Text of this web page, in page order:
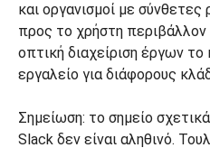
και οργανισμοί με σύνθετες
προς το χρήστη περιβάλλον
οπτική διαχείριση έργων το
εργαλείο για διάφορους
Σημείωση: το σημείο
Slack δεν είναι αληθινό.